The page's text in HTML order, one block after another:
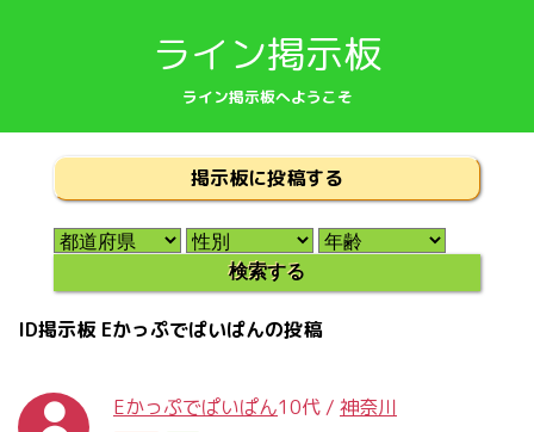
ライン掲示板
ライン掲示板へようこそ
掲示板に投稿する
ID掲示板 Eかっぷでぱいぱんの投稿
Eかっぷでぱいぱん10代 / 神奈川